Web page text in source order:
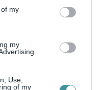
my
my
Use,
of my
Google Hírek oldalán!